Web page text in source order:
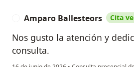
Amparo Ballesteors Cita
Nos gusto la atención y
consulta.